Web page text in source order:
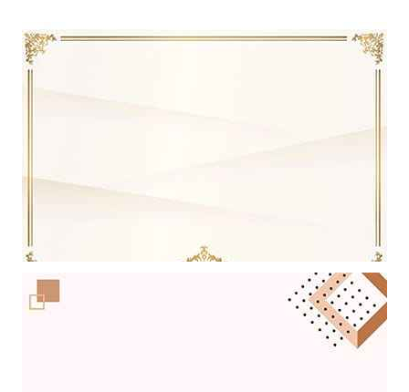
Mẫu thiết kếcó đường viền kẻ và hoa văn trang trí làm hình nền